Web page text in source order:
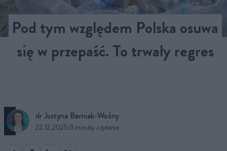
Pod tym względem Polska osuwa
się w przepaść. To trwały regres
dr Justyna Berniak-Woźny
22.12.2025/3 minuty czytania